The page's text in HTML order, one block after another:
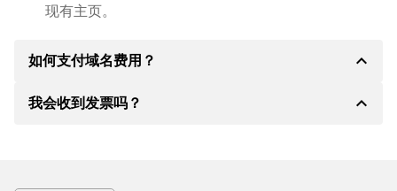
现有主页。
如何支付域名费用？ expand_less
达成协议后，房东将通知您付款细节。房主随后会向您
我会收到发票吗？ expand_less